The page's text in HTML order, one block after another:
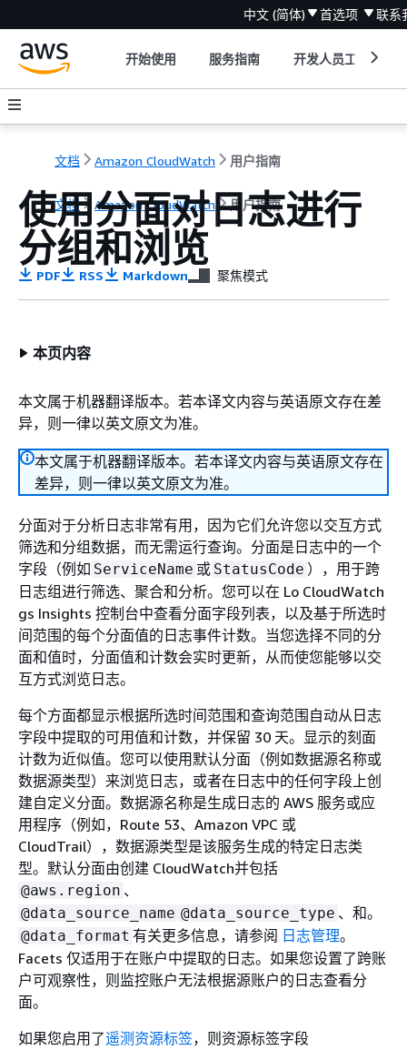
中文 (简体) 首选项 联系
开始使用 服务指南 开发人员工具
文档 Amazon CloudWatch 用户指南
文档 Amazon CloudWatch 用户指南
使用分面对日志进行
分组和浏览
PDF RSS Markdown 聚焦模式
本页内容
本文属于机器翻译版本。若本译文内容与英语原文存在差
异，则一律以英文原文为准。
本文属于机器翻译版本。若本译文内容与英语原文存在
差异，则一律以英文原文为准。
分面对于分析日志非常有用，因为它们允许您以交互方式
筛选和分组数据，而无需运行查询。分面是日志中的一个
字段（例如 ServiceName 或 StatusCode ），用于跨
日志组进行筛选、聚合和分析。您可以在 Lo CloudWatch
gs Insights 控制台中查看分面字段列表，以及基于所选时
间范围的每个分面值的日志事件计数。当您选择不同的分
面和值时，分面值和计数会实时更新，从而使您能够以交
互方式浏览日志。
每个方面都显示根据所选时间范围和查询范围自动从日志
字段中提取的可用值和计数，并保留 30 天。显示的刻面
计数为近似值。您可以使用默认分面（例如数据源名称或
数据源类型）来浏览日志，或者在日志中的任何字段上创
建自定义分面。数据源名称是生成日志的 AWS 服务或应
用程序（例如，Route 53、Amazon VPC 或
CloudTrail），数据源类型是该服务生成的特定日志类
型。默认分面由创建 CloudWatch并包括
@aws.region 、
@data_source_name @data_source_type 、和。
@data_format 有关更多信息，请参阅 日志管理。
Facets 仅适用于在账户中提取的日志。如果您设置了跨账
户可观察性，则监控账户无法根据源账户的日志查看分
面。
如果您启用了遥测资源标签，则资源标签字段